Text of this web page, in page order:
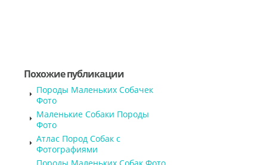
Похожие публикации
Породы Маленьких Собачек
Фото
Маленькие Собаки Породы
Фото
Атлас Пород Собак с
Фотографиями